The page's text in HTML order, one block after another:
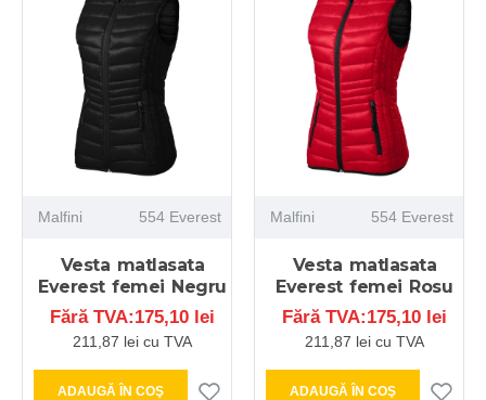
Malfini 554 Everest
Vesta matlasata
Everest femei Negru
Fără TVA:175,10 lei
211,87 lei cu TVA
ADAUGĂ ÎN COŞ
Malfini 554 Everest
Vesta matlasata
Everest femei Rosu
Fără TVA:175,10 lei
211,87 lei cu TVA
ADAUGĂ ÎN COŞ